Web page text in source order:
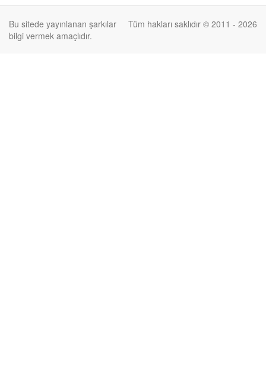
Tüm hakları saklıdır © 2011 - 2026
Bu sitede yayınlanan şarkılar
bilgi vermek amaçlıdır.